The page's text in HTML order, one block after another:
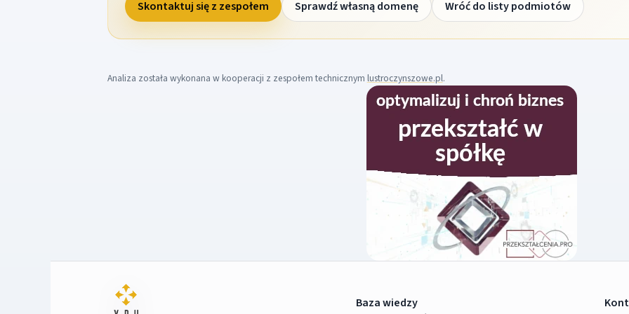
Skontaktuj się z zespołem Sprawdź własną domenę Wróć do listy podmiotów
Analiza została wykonana w kooperacji z zespołem technicznym lustroczynszowe.pl.
Baza wiedzy